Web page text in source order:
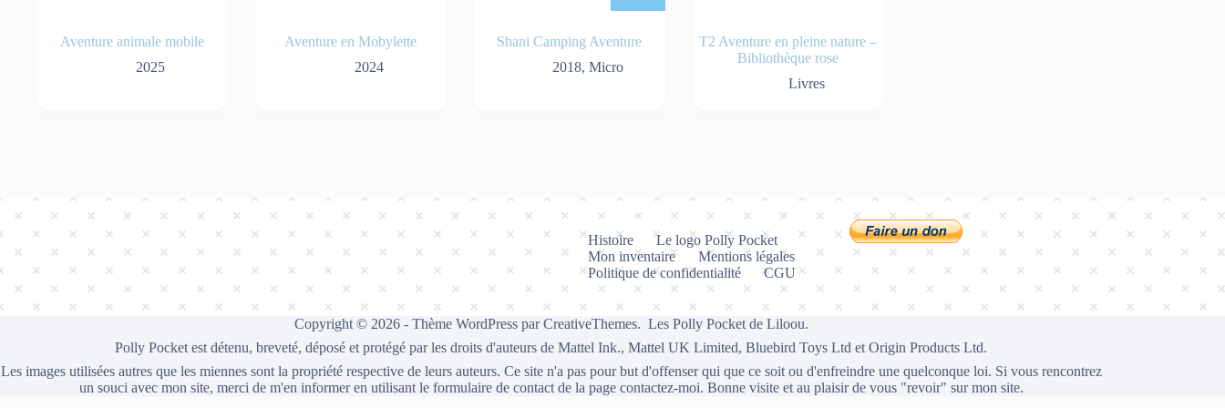
Aventure animale mobile
2025
Aventure en Mobylette
2024
Shani Camping Aventure
2018, Micro
T2 Aventure en pleine nature –
Bibliothèque rose
Livres
Histoire
Le logo Polly Pocket
Mon inventaire
Mentions légales
Politique de confidentialité
CGU
Copyright © 2026 - Thème WordPress parCreativeThemes. Les Polly Pocket de Liloou.
Polly Pocket est détenu, breveté, déposé et protégé par les droits d'auteurs de Mattel Ink., Mattel UK Limited, Bluebird Toys Ltd et Origin Products Ltd.
Les images utilisées autres que les miennes sont la propriété respective de leurs auteurs. Ce site n'a pas pour but d'offenser qui que ce soit ou d'enfreindre une quelconque loi. Si vous rencontrez
un souci avec mon site, merci de m'en informer en utilisant le formulaire de contact de la page contactez-moi. Bonne visite et au plaisir de vous "revoir" sur mon site.